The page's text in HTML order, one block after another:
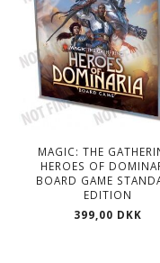
MAGIC: THE
HEROES OF
BOARD GAME
EDITION
399,00 DKK